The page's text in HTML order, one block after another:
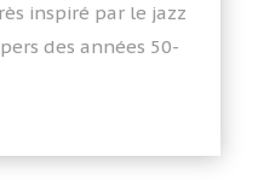
inspiré par le jazz
des années 50-